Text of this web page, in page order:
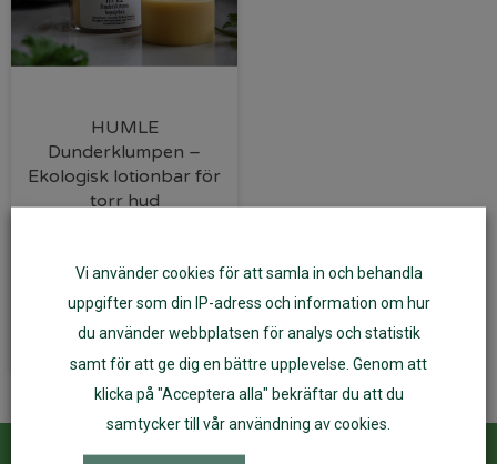
HUMLE
Dunderklumpen –
Ekologisk lotionbar för
torr hud
Lägg till i varukorg
Vi använder cookies för att samla in och behandla
uppgifter som din IP-adress och information om hur
du använder webbplatsen för analys och statistik
samt för att ge dig en bättre upplevelse. Genom att
klicka på "Acceptera alla" bekräftar du att du
samtycker till vår användning av cookies.